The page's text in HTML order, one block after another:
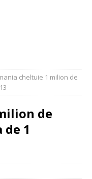
cheltuie 1 milion de
de
1